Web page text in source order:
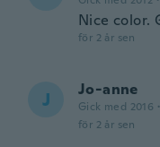
Nice color.
för 2 år sen
J Jo-anne
Gick med 2016 ·
för 2 år sen